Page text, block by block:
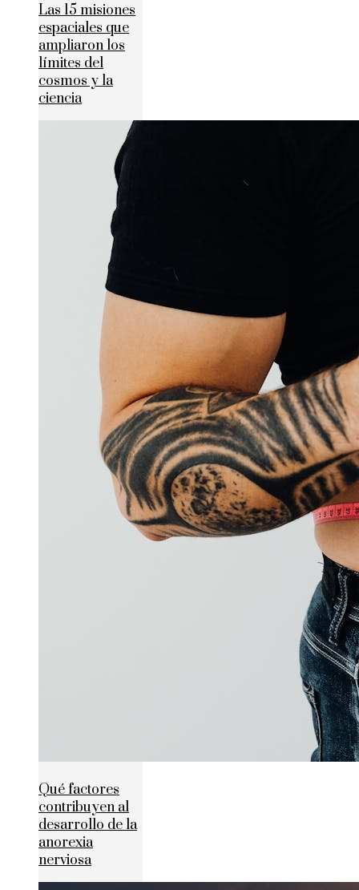
Las 15 misiones
espaciales que
ampliaron los
límites del
cosmos y la
ciencia
Qué factores
contribuyen al
desarrollo de la
anorexia
nerviosa